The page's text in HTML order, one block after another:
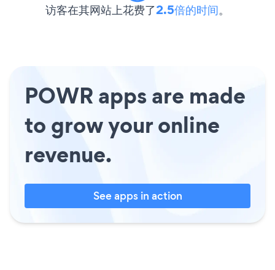
访客在其网站上花费了2.5倍的时间。
POWR apps are made
to grow your online
revenue.
See apps in action